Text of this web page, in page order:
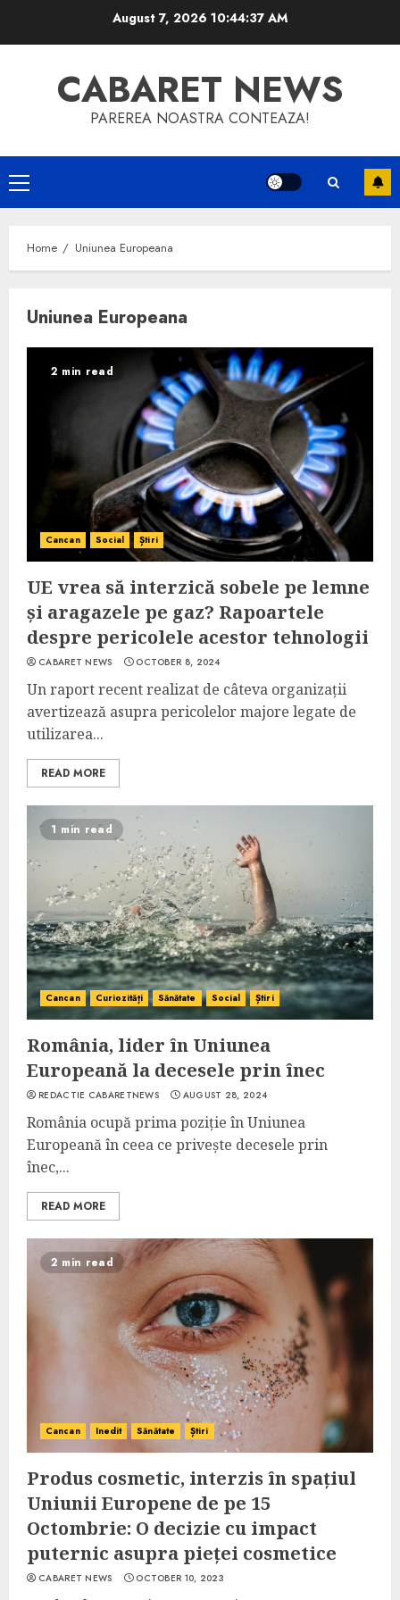
August 7, 2026 10:44:38 AM
CABARET NEWS
PAREREA NOASTRA CONTEAZA!
Primary
Menu
Home Uniunea Europeana
Uniunea Europeana
2 min read
Cancan Social Știri
UE vrea să interzică sobele pe lemne
și aragazele pe gaz? Rapoartele
despre pericolele acestor tehnologii
CABARET NEWS OCTOBER 8, 2024
Un raport recent realizat de câteva organizații
avertizează asupra pericolelor majore legate de
utilizarea...
READ MORE
1 min read
Cancan Curiozități Sănătate Social Știri
România, lider în Uniunea
Europeană la decesele prin înec
REDACTIE CABARETNEWS AUGUST 28, 2024
România ocupă prima poziție în Uniunea
Europeană în ceea ce privește decesele prin
înec,...
READ MORE
2 min read
Cancan Inedit Sănătate Știri
Produs cosmetic, interzis în spațiul
Uniunii Europene de pe 15
Octombrie: O decizie cu impact
puternic asupra pieței cosmetice
CABARET NEWS OCTOBER 10, 2023